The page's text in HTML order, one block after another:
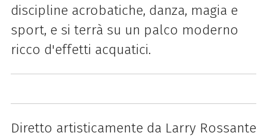
discipline acrobatiche, danza, magia e
sport, e si terrà su un palco moderno
ricco d'effetti acquatici.
Diretto artisticamente da Larry Rossante